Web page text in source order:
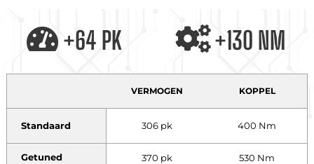
+64 PK +130 NM
VERMOGEN KOPPEL
Standaard 306 pk 400 Nm
Getuned 370 pk 530 Nm